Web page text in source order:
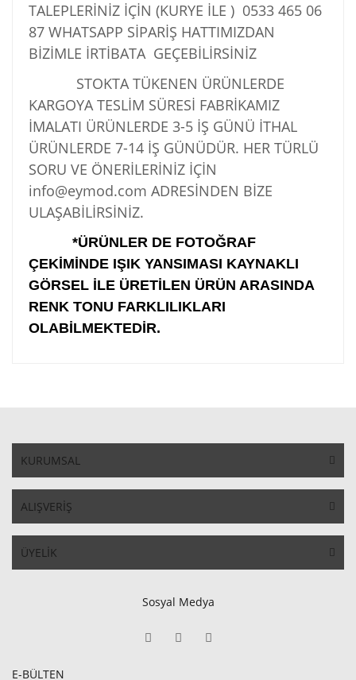
TALEPLERİNİZ İÇİN (KURYE İLE ) 0533 465 06
87 WHATSAPP SİPARİŞ HATTIMIZDAN
BİZİMLE İRTİBATA GEÇEBİLİRSİNİZ
STOKTA TÜKENEN ÜRÜNLERDE
KARGOYA TESLİM SÜRESİ FABRİKAMIZ
İMALATI ÜRÜNLERDE 3-5 İŞ GÜNÜ İTHAL
ÜRÜNLERDE 7-14 İŞ GÜNÜDÜR. HER TÜRLÜ
SORU VE ÖNERİLERİNİZ İÇİN
info@eymod.com ADRESİNDEN BİZE
ULAŞABİLİRSİNİZ.
*ÜRÜNLER DE FOTOĞRAF
ÇEKİMİNDE IŞIK YANSIMASI KAYNAKLI
GÖRSEL İLE ÜRETİLEN ÜRÜN ARASINDA
RENK TONU FARKLILIKLARI
OLABİLMEKTEDİR.
KURUMSAL
ALIŞVERİŞ
ÜYELİK
Sosyal Medya
E-BÜLTEN